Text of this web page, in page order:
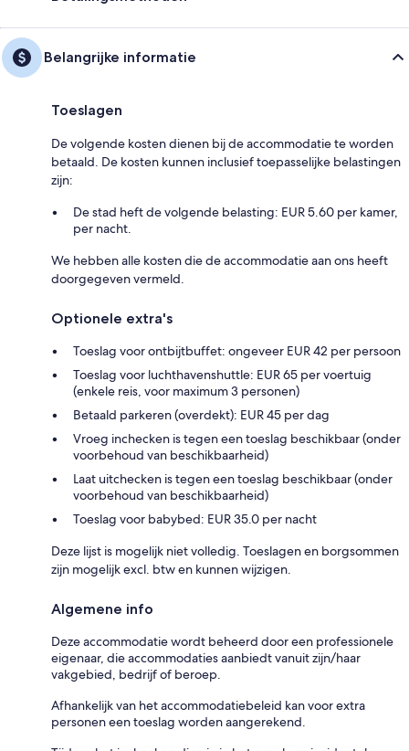
Belangrijke informatie
Toeslagen
De volgende kosten dienen bij de accommodatie te worden
betaald. De kosten kunnen inclusief toepasselijke belastingen
zijn:
De stad heft de volgende belasting: EUR 5.60 per kamer,
per nacht.
We hebben alle kosten die de accommodatie aan ons heeft
doorgegeven vermeld.
Optionele extra's
Toeslag voor ontbijtbuffet: ongeveer EUR 42 per persoon
Toeslag voor luchthavenshuttle: EUR 65 per voertuig
(enkele reis, voor maximum 3 personen)
Betaald parkeren (overdekt): EUR 45 per dag
Vroeg inchecken is tegen een toeslag beschikbaar (onder
voorbehoud van beschikbaarheid)
Laat uitchecken is tegen een toeslag beschikbaar (onder
voorbehoud van beschikbaarheid)
Toeslag voor babybed: EUR 35.0 per nacht
Deze lijst is mogelijk niet volledig. Toeslagen en borgsommen
zijn mogelijk excl. btw en kunnen wijzigen.
Algemene info
Deze accommodatie wordt beheerd door een professionele
eigenaar, die accommodaties aanbiedt vanuit zijn/haar
vakgebied, bedrijf of beroep.
Afhankelijk van het accommodatiebeleid kan voor extra
personen een toeslag worden aangerekend.